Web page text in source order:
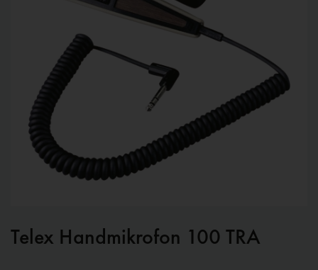
Telex Handmikrofon 100 TRA